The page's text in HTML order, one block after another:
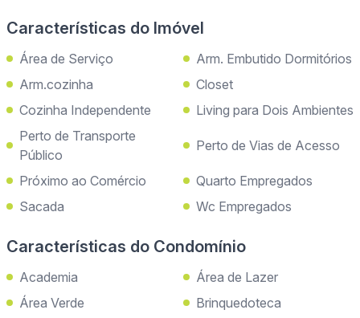
Características do Imóvel
Área de Serviço
Arm. Embutido Dormitórios
Arm.cozinha
Closet
Cozinha Independente
Living para Dois Ambientes
Perto de Transporte
Público
Perto de Vias de Acesso
Próximo ao Comércio
Quarto Empregados
Sacada
Wc Empregados
Características do Condomínio
Academia
Área de Lazer
Área Verde
Brinquedoteca